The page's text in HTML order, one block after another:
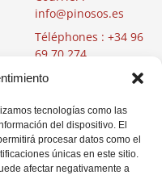
tecnologías como las
del dispositivo. El
procesar datos como el
únicas en este sitio.
afectar negativamente a
info@pinosos.es
Téléphones : +34 96
69 70 274
+34 670 387 812
(Whatsapp)
Heures d'ouverture
: du lundi au
vendredi de 07h00
à 14h00